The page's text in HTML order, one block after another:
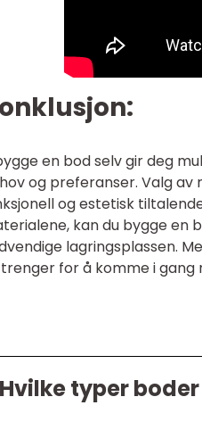
en bod selv gir deg
og preferanser. Valg av
og estetisk
kan du bygge en
lagringsplassen.
for å komme i gang
Hvilke typer